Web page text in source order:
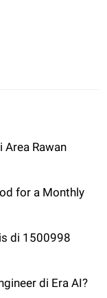
Area Rawan
for a Monthly
di 1500998
di Era AI?